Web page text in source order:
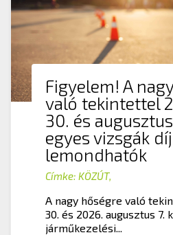
Figyelem! A
való tekintettel
30. és
egyes vizsgák
lemondhatók
Címke: KÖZÚT,
A nagy hőségre való
30. és 2026. augusztus
járműkezelési...